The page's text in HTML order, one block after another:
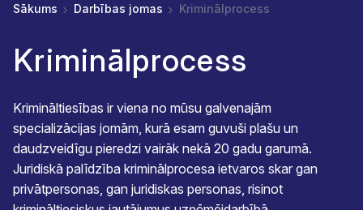
Sākums Darbības jomas Kriminālprocess
Kriminālprocess
Krimināltiesības ir viena no mūsu galvenajām
specializācijas jomām, kurā esam guvuši plašu un
daudzveidīgu pieredzi vairāk nekā 20 gadu garumā.
Juridiskā palīdzība kriminālprocesa ietvaros skar gan
privātpersonas, gan juridiskas personas, risinot